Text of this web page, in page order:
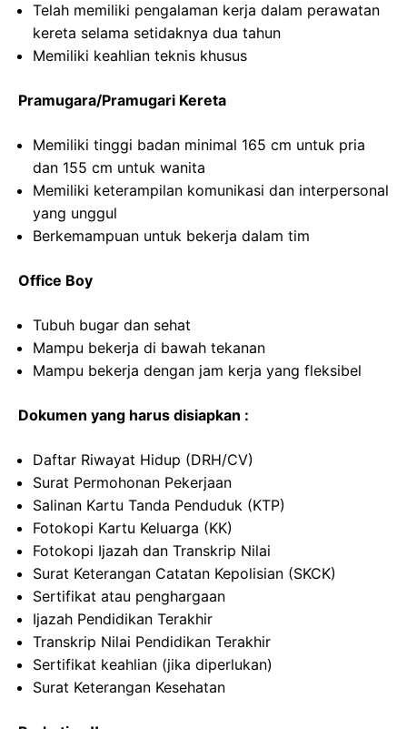
Telah memiliki pengalaman kerja dalam perawatan
kereta selama setidaknya dua tahun
Memiliki keahlian teknis khusus
Pramugara/Pramugari Kereta
Memiliki tinggi badan minimal 165 cm untuk pria
dan 155 cm untuk wanita
Memiliki keterampilan komunikasi dan interpersonal
yang unggul
Berkemampuan untuk bekerja dalam tim
Office Boy
Tubuh bugar dan sehat
Mampu bekerja di bawah tekanan
Mampu bekerja dengan jam kerja yang fleksibel
Dokumen yang harus disiapkan :
Daftar Riwayat Hidup (DRH/CV)
Surat Permohonan Pekerjaan
Salinan Kartu Tanda Penduduk (KTP)
Fotokopi Kartu Keluarga (KK)
Fotokopi Ijazah dan Transkrip Nilai
Surat Keterangan Catatan Kepolisian (SKCK)
Sertifikat atau penghargaan
Ijazah Pendidikan Terakhir
Transkrip Nilai Pendidikan Terakhir
Sertifikat keahlian (jika diperlukan)
Surat Keterangan Kesehatan